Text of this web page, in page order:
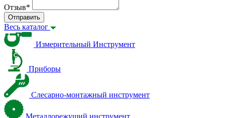
Отзыв*
Отправить
Весь каталог
Измерительный Инструмент
Приборы
Слесарно-монтажный инструмент
Металлорежущий инструмент